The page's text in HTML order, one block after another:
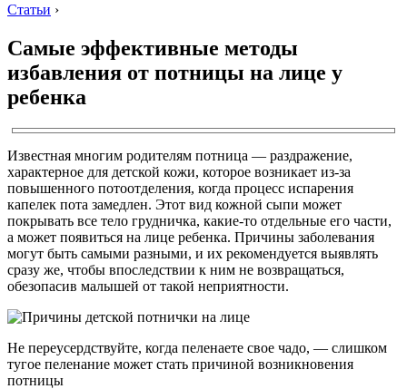
Статьи ›
Самые эффективные методы
избавления от потницы на лице у
ребенка
Известная многим родителям потница — раздражение,
характерное для детской кожи, которое возникает из-за
повышенного потоотделения, когда процесс испарения
капелек пота замедлен. Этот вид кожной сыпи может
покрывать все тело грудничка, какие-то отдельные его части,
а может появиться на лице ребенка. Причины заболевания
могут быть самыми разными, и их рекомендуется выявлять
сразу же, чтобы впоследствии к ним не возвращаться,
обезопасив малышей от такой неприятности.
Не переусердствуйте, когда пеленаете свое чадо, — слишком
тугое пеленание может стать причиной возникновения
потницы